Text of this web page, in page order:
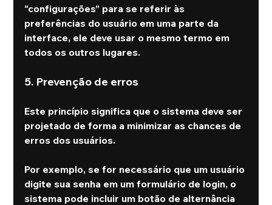
“configurações” para se referir às
preferências do usuário em uma parte da
interface, ele deve usar o mesmo termo em
todos os outros lugares.
5. Prevenção de erros
Este princípio significa que o sistema deve ser
projetado de forma a minimizar as chances de
erros dos usuários.
Por exemplo, se for necessário que um usuário
digite sua senha em um formulário de login, o
sistema pode incluir um botão de alternância